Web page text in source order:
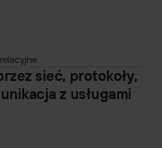
sieć, protokoły,
z usługami